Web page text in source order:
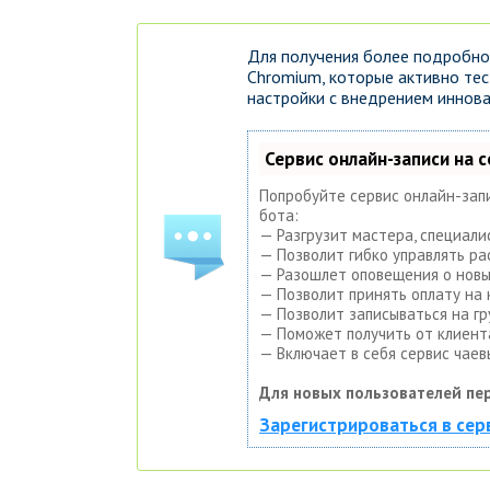
Для получения более
Chromium, которые активно
настройки с внедрением
Сервис онлайн-записи на
Попробуйте сервис онлайн-
бота:
— Разгрузит мастера,
— Позволит гибко управлять
— Разошлет оповещения о
— Позволит принять оплату
— Позволит записываться на
— Поможет получить от
— Включает в себя сервис
Для новых пользователей
Зарегистрироваться в